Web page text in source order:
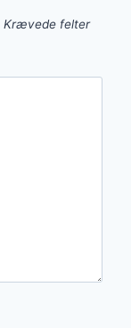
Krævede felter